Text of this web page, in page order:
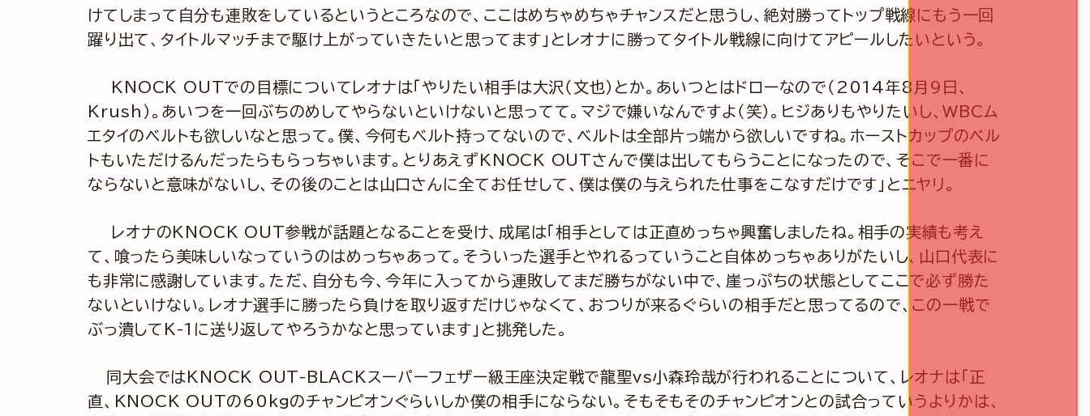
けてしまって自分も連敗をしているというところなので、ここはめちゃめちゃチャンスだと思うし、絶対勝ってトップ戦線にもう一回
躍り出て、タイトルマッチまで駆け上がっていきたいと思ってます」とレオナに勝ってタイトル戦線に向けてアピールしたいという。
KNOCK OUTでの目標についてレオナは「やりたい相手は大沢（文也）とか。あいつとはドローなので（2014年8月9日、
Krush）。あいつを一回ぶちのめしてやらないといけないと思ってて。マジで嫌いなんですよ（笑）。ヒジありもやりたいし、WBCム
エタイのベルトも欲しいなと思って。僕、今何もベルト持ってないので、ベルトは全部片っ端から欲しいですね。ホーストカップのベル
トもいただけるんだったらもらっちゃいます。とりあえずKNOCK OUTさんで僕は出してもらうことになったので、そこで一番に
ならないと意味がないし、その後のことは山口さんに全てお任せして、僕は僕の与えられた仕事をこなすだけです」とニヤリ。
レオナのKNOCK OUT参戦が話題となることを受け、成尾は「相手としては正直めっちゃ興奮しましたね。相手の実績も考え
て、喰ったら美味しいなっていうのはめっちゃあって。そういった選手とやれるっていうこと自体めっちゃありがたいし、山口代表に
も非常に感謝しています。ただ、自分も今、今年に入ってから連敗してまだ勝ちがない中で、崖っぷちの状態としてここで必ず勝た
ないといけない。レオナ選手に勝ったら負けを取り返すだけじゃなくて、おつりが来るぐらいの相手だと思ってるので、この一戦で
ぶっ潰してK-1に送り返してやろうかなと思っています」と挑発した。
同大会ではKNOCK OUT-BLACKスーパーフェザー級王座決定戦で龍聖vs小森玲哉が行われることについて、レオナは「正
直、KNOCK OUTの60kgのチャンピオンぐらいしか僕の相手にならない。そもそもそのチャンピオンとの試合っていうよりかは、